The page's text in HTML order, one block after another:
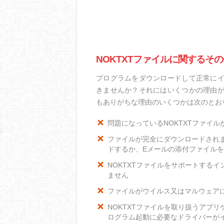
NOKTXTファイルに関するそ
プログラムをダウンロードして正常に
きませんか？それにはいくつかの理由
もありがちな理由のいくつかは次のとお
問題になっているNOKTXTファイル
ファイルが完全にダウンロードされ
ドするか、Eメールの添付ファイル
NOKTXTファイルをサポートする
ません
ファイルがウイルス又はマルウェア
NOKTXTファイルを取り扱うアプ
ログラム起動に必要なドライバーが